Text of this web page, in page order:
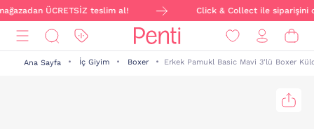
ÜCRETSİZ teslim al! Click & Collect ile siparişini
Ana Sayfa İç Giyim Boxer Erkek Pamukl Basic Mavi 3'lü Boxer